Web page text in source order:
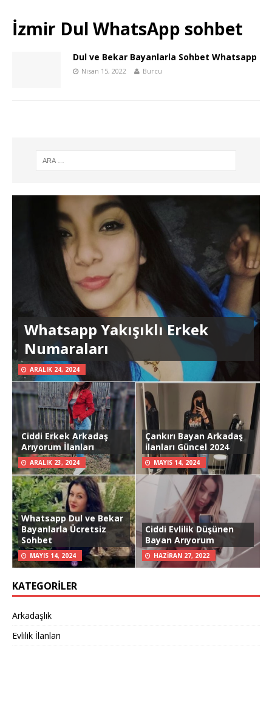
İzmir Dul WhatsApp sohbet
Dul ve Bekar Bayanlarla Sohbet Whatsapp
Nisan 15, 2022 Burcu
Whatsapp Yakışıklı Erkek
Numaraları
ARALIK 24, 2024
Ciddi Erkek Arkadaş
Arıyorum İlanları
ARALIK 23, 2024
Çankırı Bayan Arkadaş
ilanları Güncel 2024
MAYIS 14, 2024
Whatsapp Dul ve Bekar
Bayanlarla Ücretsiz
Sohbet
MAYIS 14, 2024
Ciddi Evlilik Düşünen
Bayan Arıyorum
HAZIRAN 27, 2022
KATEGORILER
Arkadaşlık
Evlilik İlanları